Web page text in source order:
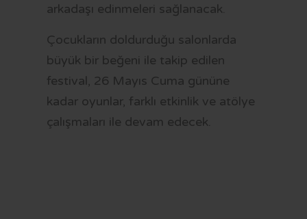
arkadaşı edinmeleri sağlanacak.
Çocukların doldurduğu salonlarda
büyük bir beğeni ile takip edilen
festival, 26 Mayıs Cuma gününe
kadar oyunlar, farklı etkinlik ve atölye
çalışmaları ile devam edecek.